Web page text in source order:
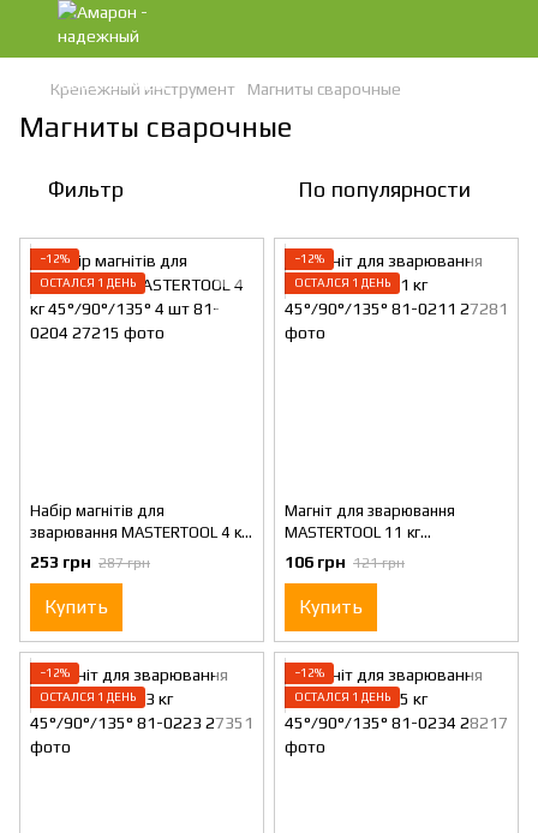
Крепежный инструмент Магниты сварочные
Магниты сварочные
Фильтр По популярности
−12%
ОСТАЛСЯ 1 ДЕНЬ
Набір магнітів для
зварювання MASTERTOOL 4 кг
45°/90°/135° 4 шт 81-0204
253 грн 287 грн
Купить
−12%
ОСТАЛСЯ 1 ДЕНЬ
Магніт для зварювання
MASTERTOOL 11 кг
45°/90°/135° 81-0211
106 грн 121 грн
Купить
−12%
ОСТАЛСЯ 1 ДЕНЬ
−12%
ОСТАЛСЯ 1 ДЕНЬ